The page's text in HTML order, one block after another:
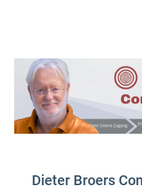
Dieter Broers